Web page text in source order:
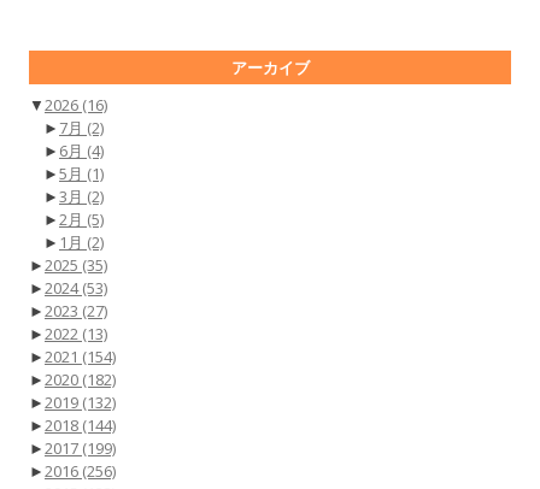
アーカイブ
▼2026 (16)
► 7月 (2)
► 6月 (4)
►5月 (1)
►3月 (2)
►2月 (5)
► 1月 (2)
►2025 (35)
►2024(53)
►2023 (27)
►2022 (13)
►2021 (154)
►2020 (182)
►2019 (132)
►2018 (144)
►2017 (199)
►2016 (256)